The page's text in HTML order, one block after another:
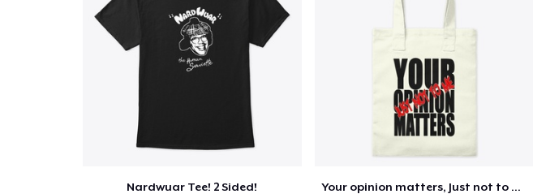
Nardwuar Tee! 2 Sided! Your opinion matters, Just not to me!